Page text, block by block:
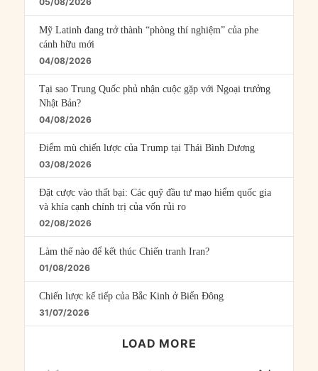
Mỹ Latinh đang trở thành “phòng thí nghiệm” của phe
cánh hữu mới
04/08/2026
Tại sao Trung Quốc phủ nhận cuộc gặp với Ngoại trưởng
Nhật Bản?
04/08/2026
Điểm mù chiến lược của Trump tại Thái Bình Dương
03/08/2026
Đặt cược vào thất bại: Các quỹ đầu tư mạo hiểm quốc gia
và khía cạnh chính trị của vốn rủi ro
02/08/2026
Làm thế nào để kết thúc Chiến tranh Iran?
01/08/2026
Chiến lược kế tiếp của Bắc Kinh ở Biển Đông
31/07/2026
LOAD MORE